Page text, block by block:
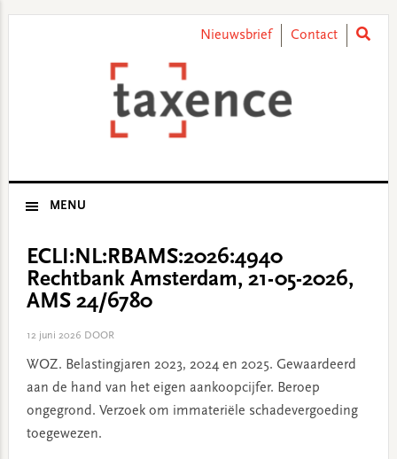
Nieuwsbrief Contact
MENU
ECLI:NL:RBAMS:2026:4940
Rechtbank Amsterdam, 21-05-2026,
AMS 24/6780
12 juni 2026 DOOR
WOZ. Belastingjaren 2023, 2024 en 2025. Gewaardeerd
aan de hand van het eigen aankoopcijfer. Beroep
ongegrond. Verzoek om immateriële schadevergoeding
toegewezen.